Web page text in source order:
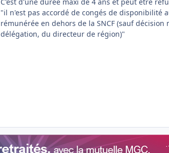
"il n'est pas accordé de congés de disponibilité
rémunérée en dehors de la SNCF (sauf
délégation, du directeur de région)"